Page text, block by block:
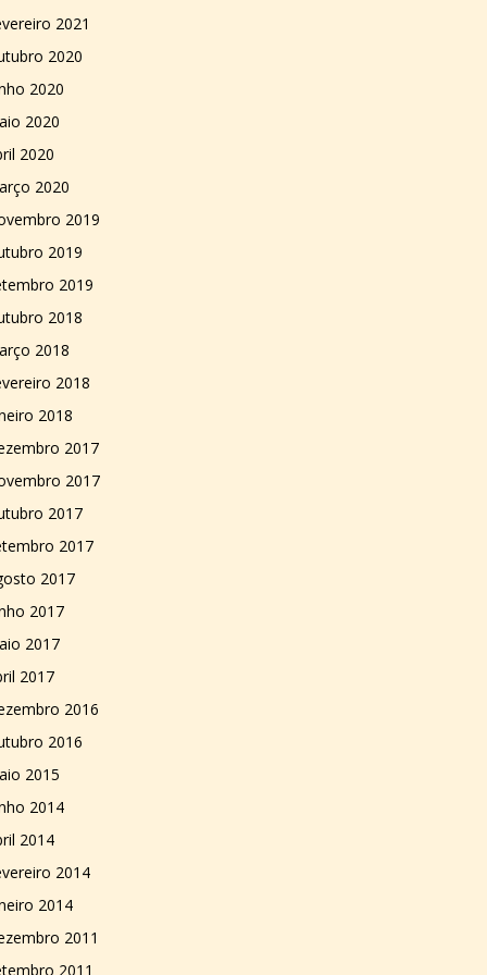
2021
2020
2020
2020
2020
2020
2019
2019
2019
2018
2018
2018
2018
2017
2017
2017
2017
2017
2017
2017
2017
2016
2016
2015
2014
2014
2014
2014
2011
2011